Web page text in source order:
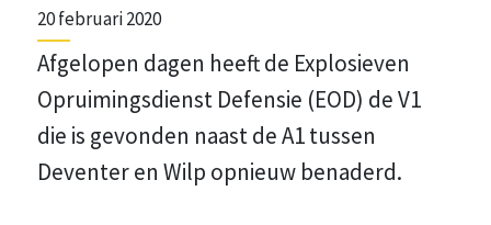
20 februari 2020
Afgelopen dagen heeft de Explosieven
Opruimingsdienst Defensie (EOD) de V1
die is gevonden naast de A1 tussen
Deventer en Wilp opnieuw benaderd.